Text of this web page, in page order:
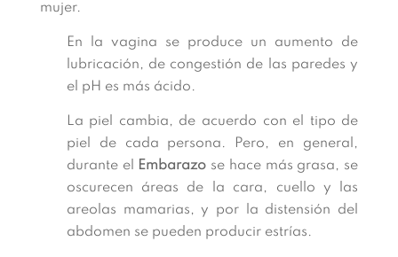
mujer.
En la vagina se produce un aumento de
lubricación, de congestión de las paredes y
el pH es más ácido.
La piel cambia, de acuerdo con el tipo de
piel de cada persona. Pero, en general,
durante el
Embarazo se hace más grasa, se
oscurecen áreas de la cara, cuello y las
areolas mamarias, y por la distensión del
abdomen se pueden producir estrías.